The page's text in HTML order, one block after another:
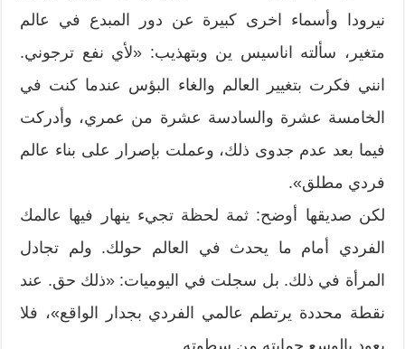
نيرودا وأسماء اخرى كبيرة عن دور المبدع في عالم
متغير، سألته اناسيس ين وبتهذيب: «لأي نفع ترجوني.
انني فكرت بتغيير العالم والغاء البؤس عندما كنت في
الخامسة عشرة والسادسة عشرة من عمري، وأدركت
فيما بعد عدم جدوى ذلك، وعملت بإصرار على بناء عالم
فردي مطلق».
لكن صديقها أوضح: ثمة لحظة تجيء ينهار فيها عالمك
الفردي أمام ما يحدث في العالم حولك. ولم تجادل
المرأة في ذلك. بل سجلت في اليوميات: «ذلك حق. عند
نقطة محددة يرتطم عالمي الفردي بجدار الواقع»، فلا